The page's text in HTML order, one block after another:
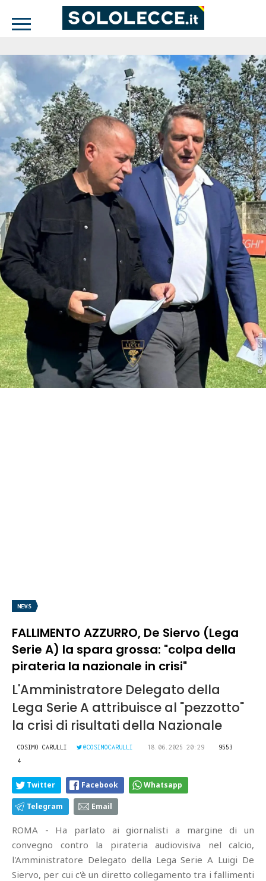
NEWS
FALLIMENTO AZZURRO, De Siervo (Lega
Serie A) la spara grossa: "colpa della
pirateria la nazionale in crisi"
L'Amministratore Delegato della
Lega Serie A attribuisce al "pezzotto"
la crisi di risultati della Nazionale
COSIMO CARULLI @COSIMOCARULLI 18.06.2025 20:29
9553
4
Twitter Facebook Whatsapp
Telegram Email
ROMA - Ha parlato ai giornalisti a margine di un
convegno contro la pirateria audiovisiva nel calcio,
l'Amministratore Delegato della Lega Serie A Luigi De
Siervo, per cui c'è un diretto collegamento tra i fallimenti